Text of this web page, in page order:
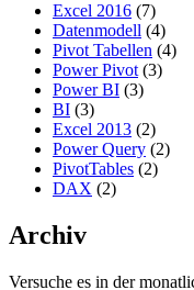
Excel 2016 (7)
Datenmodell (4)
Pivot Tabellen (4)
Power Pivot (3)
Power BI (3)
BI (3)
Excel 2013 (2)
Power Query (2)
PivotTables (2)
DAX (2)
Archiv
Versuche es in der